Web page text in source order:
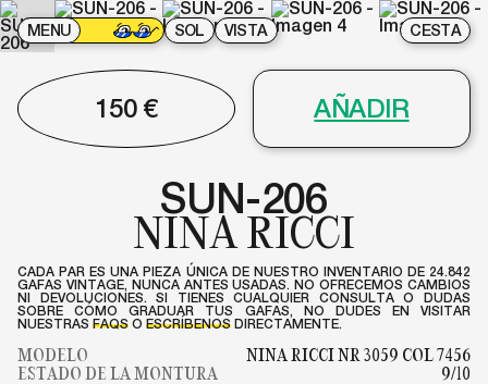
MENU SOL VISTA CESTA
SUN-206
NINA RICCI
CADA PAR ES UNA PIEZA ÚNICA DE NUESTRO INVENTARIO DE 24.842
GAFAS VINTAGE, NUNCA ANTES USADAS. NO OFRECEMOS CAMBIOS
NI DEVOLUCIONES. SI TIENES CUALQUIER CONSULTA O DUDAS
SOBRE CÓMO GRADUAR TUS GAFAS, NO DUDES EN VISITAR
NUESTRAS FAQS O ESCRÍBENOS DIRECTAMENTE.
MODELO
NINA RICCI NR 3059 COL 7456
ESTADO DE LA MONTURA
9/10
150 € AÑADIR